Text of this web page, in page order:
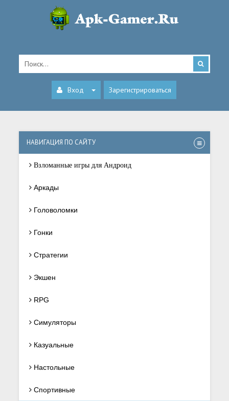
Вход Зарегистрироваться
НАВИГАЦИЯ ПО САЙТУ
Взломанные игры для Андроид
Аркады
Головоломки
Гонки
Стратегии
Экшен
RPG
Симуляторы
Казуальные
Настольные
Спортивные